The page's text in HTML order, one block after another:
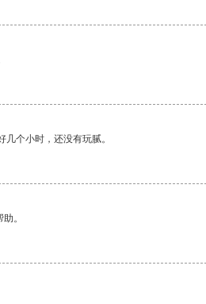
个小时，还没有玩腻。
。